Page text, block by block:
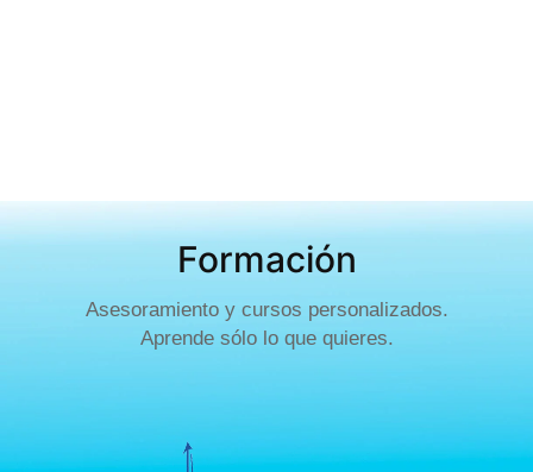
Formación
Asesoramiento y cursos personalizados.
Aprende sólo lo que quieres.